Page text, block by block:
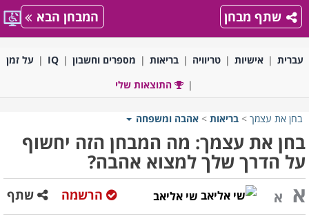
שתף מבחן המבחן הבא
עברית אישיות טריוויה בריאות מספרים וחשבון IQ
על זמן
התוצאות שלי
בחן את עצמך > בריאות > אהבה ומשפחה
בחן את עצמך: מה המבחן הזה יחשוף
על הדרך שלך למצוא אהבה?
א א שי אליאב שתף הרשמה